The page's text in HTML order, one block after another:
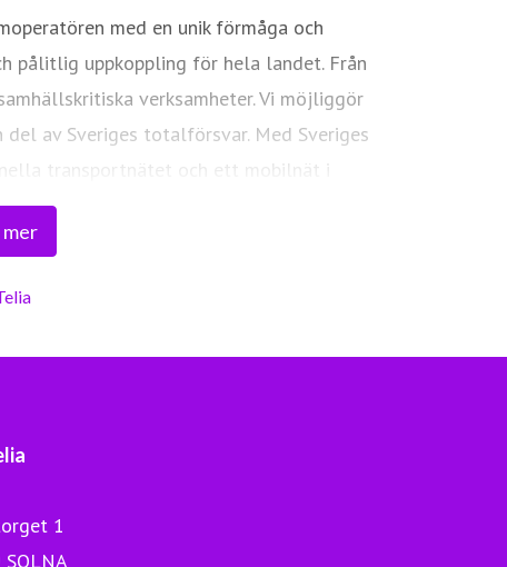
mer
med en unik förmåga och
pålitlig uppkoppling för hela landet. Från
verksamheter. Vi möjliggör
av Sveriges totalförsvar. Med Sveriges
transportnätet och ett mobilnät i
och mer meningsfull vardag och framtid.
1